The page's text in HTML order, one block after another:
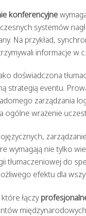
konferencyjne
systemów
Na przykład,
informacje w
doświadczona
strategią eventu.
zarządzania
ogólne wrażenie
wymagają nie tylko
tłumaczeniowej do
efektu dla
łączy